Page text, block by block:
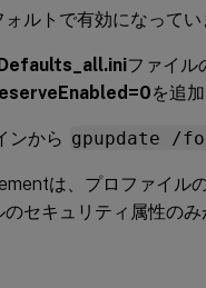
ルトで有効になって
ファイル
を追加
ンから gpupdate /
は、プロファイル
のセキュリティ属性の